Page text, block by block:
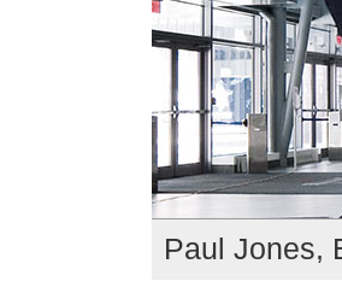
Paul Jones,